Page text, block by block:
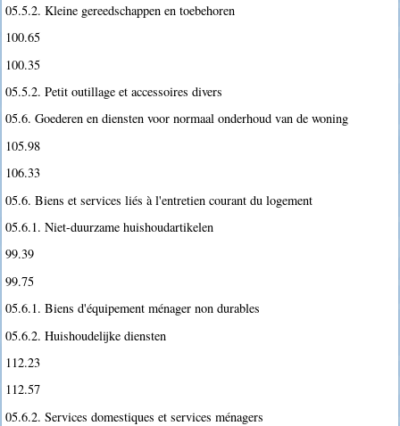
05.5.2. Kleine gereedschappen en toebehoren
100.65
100.35
05.5.2. Petit outillage et accessoires divers
05.6. Goederen en diensten voor normaal onderhoud van de woning
105.98
106.33
05.6. Biens et services liés à l'entretien courant du logement
05.6.1. Niet-duurzame huishoudartikelen
99.39
99.75
05.6.1. Biens d'équipement ménager non durables
05.6.2. Huishoudelijke diensten
112.23
112.57
05.6.2. Services domestiques et services ménagers